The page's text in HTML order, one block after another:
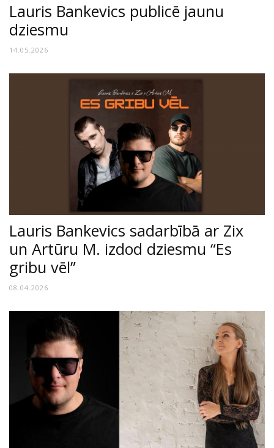
Lauris Bankevics publicē jaunu
dziesmu
14.05.2026
Lauris Bankevics sadarbībā ar Zix
un Artūru M. izdod dziesmu “Es
gribu vēl”
08.04.2026